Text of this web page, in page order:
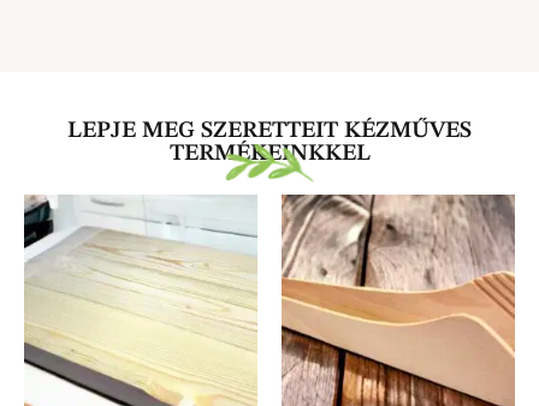
LEPJE MEG SZERETTEIT KÉZMŰVES
TERMÉKEINKKEL